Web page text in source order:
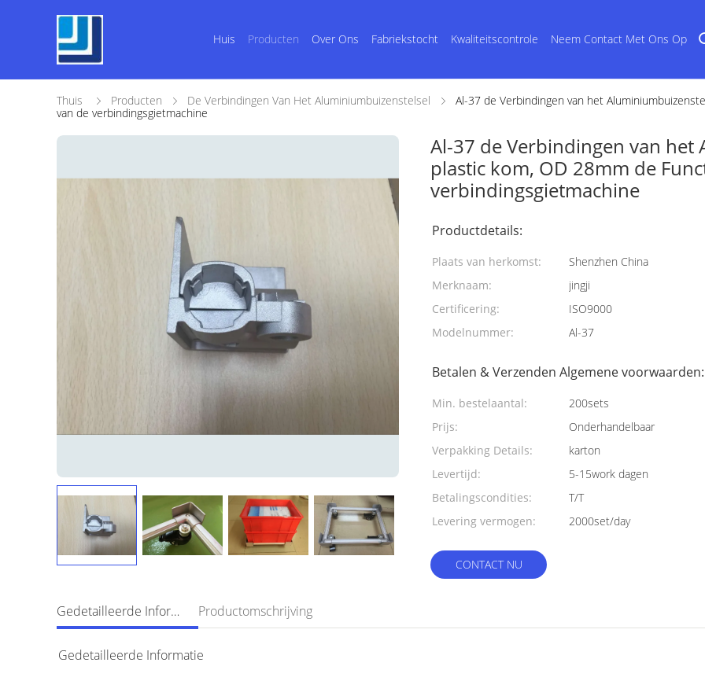
Huis Producten Over Ons Fabriekstocht Kwaliteitscontrole Neem Contact Met Ons Op
Thuis Producten De Verbindingen Van Het Aluminiumbuizenstelsel
Al-37 de Verbindingen van het
van de verbindingsgietmachine
Al-37 de Verbindingen van
plastic kom, OD 28mm de
verbindingsgietmachine
Productdetails:
Plaats van herkomst:
Shenzhen China
Merknaam:
jingji
Certificering:
ISO9000
Modelnummer:
Al-37
Betalen & Verzenden Algemene voorwaarden:
Min. bestelaantal:
200sets
Prijs:
Onderhandelbaar
Verpakking Details:
karton
Levertijd:
5-15work dagen
Betalingscondities:
T/T
Levering vermogen:
2000set/day
CONTACT NU
Gedetailleerde Informatie Productomschrijving
Gedetailleerde Informatie